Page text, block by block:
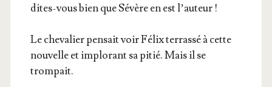
dites-vous bien que Sévère en est l’auteur !
Le che­va­lier pen­sait voir Félix ter­ras­sé à cette
nou­velle et implo­rant sa pitié. Mais il se
trompait.